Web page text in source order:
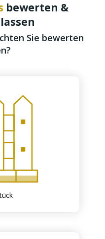
bewerten &
Sie bewerten